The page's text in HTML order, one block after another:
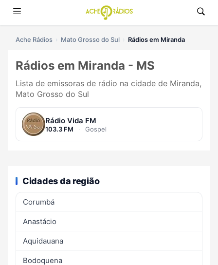
Ache Rádios Mato Grosso do Sul Rádios em Miranda
Rádios em Miranda - MS
Lista de emissoras de rádio na cidade de Miranda,
Mato Grosso do Sul
Rádio Vida FM
103.3 FM · Gospel
Cidades da região
Corumbá
Anastácio
Aquidauana
Bodoquena